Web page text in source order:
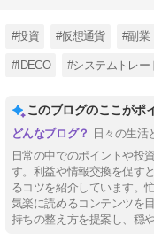
#投資 #仮想通貨 #副業
#IDECO #システムトレー
このブログのここがポ
日々の生活
日常の中でのポイントや投
す。利益や情報交換を促す
るコツを紹介しています。
気楽に読めるコンテンツを
持ちの整え方を提案し、穏